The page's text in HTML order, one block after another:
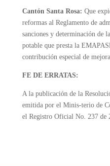
Cantón Santa Rosa: Que
reformas al Reglamento de
sanciones y determinación de
potable que presta la
contribución especial de
FE DE ERRATAS:
A la publicación de la
emitida por el Minis-terio de
el Registro Oficial No. 237 de